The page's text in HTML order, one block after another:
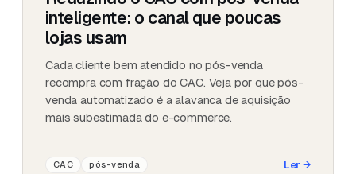
inteligente: o canal que poucas
lojas usam
Cada cliente bem atendido no pós-venda
recompra com fração do CAC. Veja por que pós-
venda automatizado é a alavanca de aquisição
mais subestimada do e-commerce.
CAC pós-venda Ler→